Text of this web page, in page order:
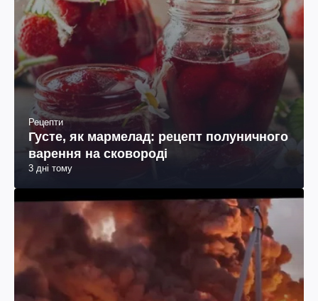
Рецепти
Густе, як мармелад: рецепт полуничного
варення на сковороді
3 дні тому